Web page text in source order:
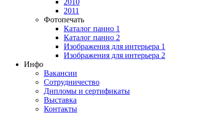
2010
2011
Фотопечать
Каталог панно 1
Каталог панно 2
Изображения для интерьера 1
Изображения для интерьера 2
Инфо
Вакансии
Сотрудничество
Дипломы и сертификаты
Выставка
Контакты